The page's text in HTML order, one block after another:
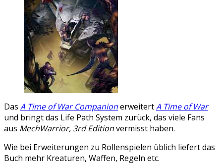
Das A Time of War CompanionerweitertA Time of War
und bringt das Life Path System zurück, das viele Fans
aus MechWarrior, 3rd Editionvermisst haben.
Wie bei Erweiterungen zu Rollenspielen üblich liefert das
Buch mehr Kreaturen, Waffen, Regeln etc.